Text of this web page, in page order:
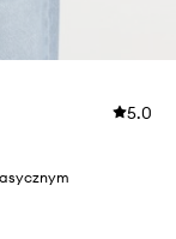
5.0